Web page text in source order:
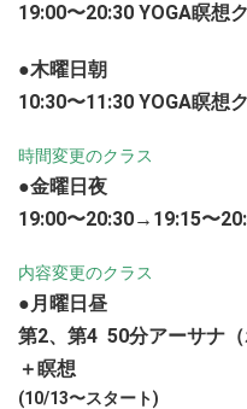
19:00〜20:30 YOGA瞑想
●木曜日朝
10:30〜11:30 YOGA瞑想
時間変更のクラス
●金曜日夜
19:00〜20:30→19:15〜
内容変更のクラス
●月曜日昼
第2、第4 50分アーサナ
＋瞑想
(10/13〜スタート)